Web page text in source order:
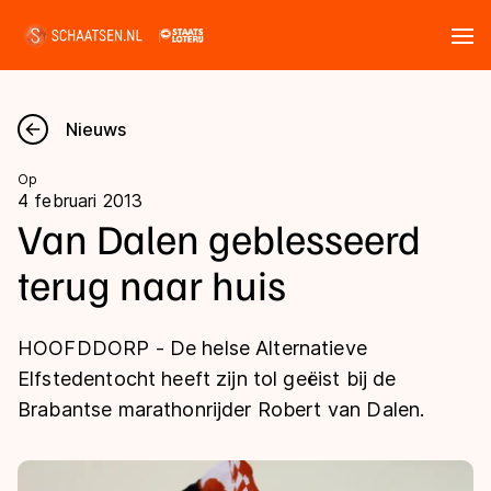
Nieuws
Kalender
Disciplines
Langebaan
Shorttrack
Uitslagen
Langebaan
Tijden & historie
Ranglijsten Langebaan
Nieuws
Op
4 februari 2013
Van Dalen geblesseerd
terug naar huis
HOOFDDORP - De helse Alternatieve
Elfstedentocht heeft zijn tol geëist bij de
Brabantse marathonrijder Robert van Dalen.